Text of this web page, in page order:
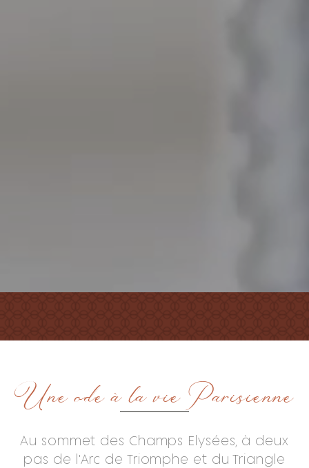
Une ode à la vie Parisienne
Au sommet des Champs Elysées, à deux
pas de l'Arc de Triomphe et du Triangle